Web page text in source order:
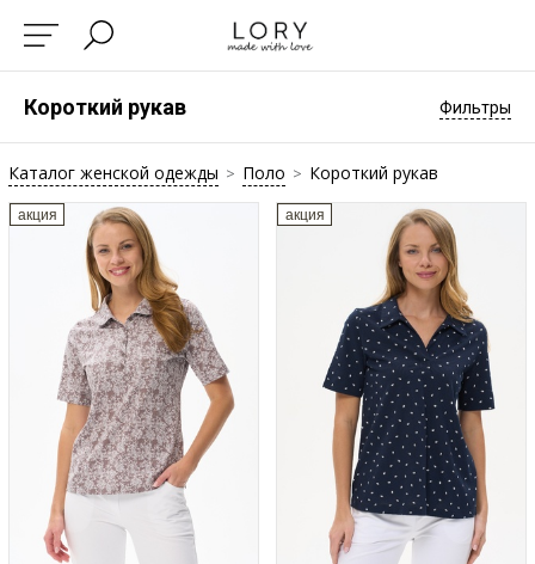
Короткий рукав Фильтры
Каталог женской одежды > Поло > Короткий рукав
акция акция